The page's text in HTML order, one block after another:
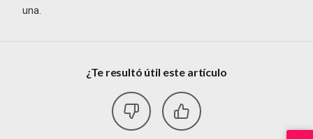
una.
¿Te resultó útil este artículo